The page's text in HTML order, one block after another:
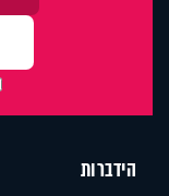
הידברות